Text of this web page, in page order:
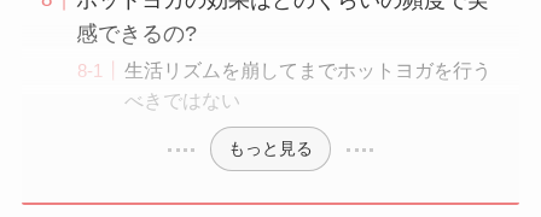
感できるの?
生活リズムを崩してまでホットヨガを行う
べきではない
もっと見る